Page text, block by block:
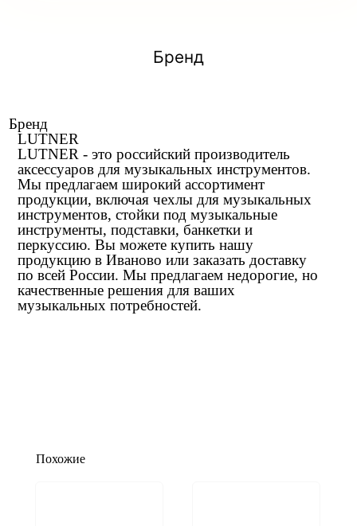
Бренд
Бренд
LUTNER
LUTNER - это российский производитель
аксессуаров для музыкальных инструментов.
Мы предлагаем широкий ассортимент
продукции, включая чехлы для музыкальных
инструментов, стойки под музыкальные
инструменты, подставки, банкетки и
перкуссию. Вы можете купить нашу
продукцию в Иваново или заказать доставку
по всей России. Мы предлагаем недорогие, но
качественные решения для ваших
музыкальных потребностей.
Похожие